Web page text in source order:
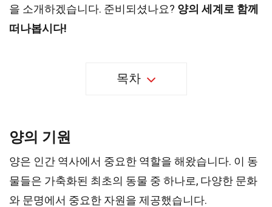
을 소개하겠습니다. 준비되셨나요? 양의 세계로 함께
떠나봅시다!
목차
양의 기원
양은 인간 역사에서 중요한 역할을 해왔습니다. 이 동
물들은 가축화된 최초의 동물 중 하나로, 다양한 문화
와 문명에서 중요한 자원을 제공했습니다.